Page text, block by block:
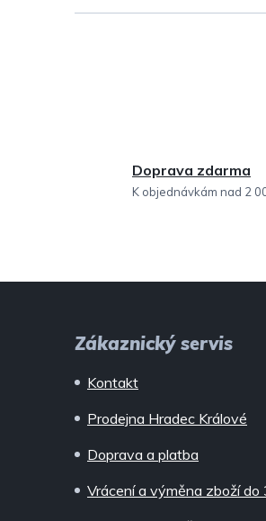
Doprava zdarma
K objednávkám nad 2
Zákaznický servis
Kontakt
Prodejna Hradec Králové
Doprava a platba
Vrácení a výměna zboží do